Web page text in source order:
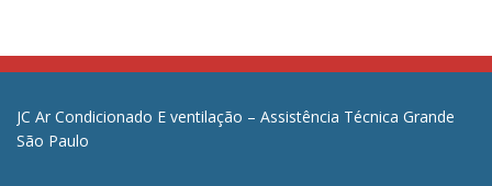
JC Ar Condicionado E ventilação – Assistência Técnica Grande
São Paulo